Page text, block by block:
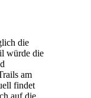
die
würde die
am
findet